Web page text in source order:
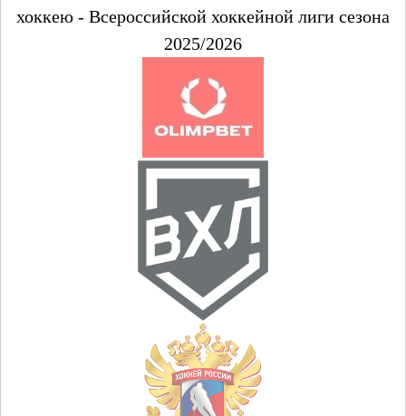
хоккею - Всероссийской хоккейной лиги сезона
2025/2026